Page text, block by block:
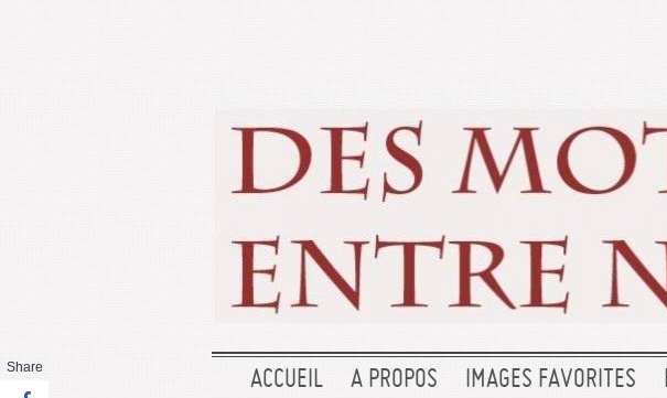
ACCUEIL A PROPOS IMAGES FAVORITES
Share